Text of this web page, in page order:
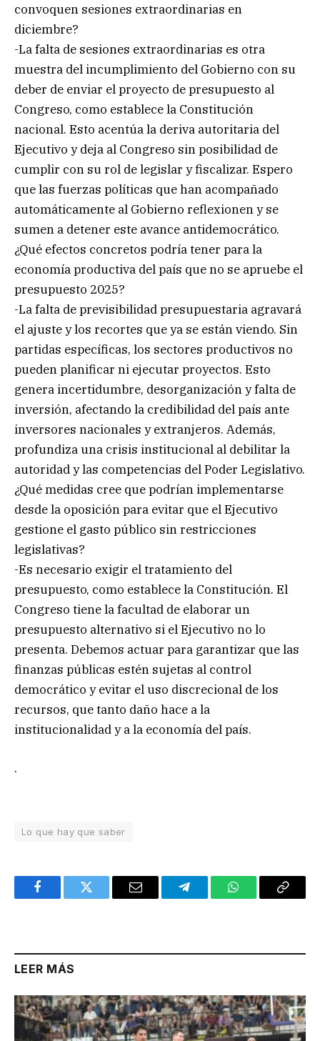
convoquen sesiones extraordinarias en
diciembre?
-La falta de sesiones extraordinarias es otra
muestra del incumplimiento del Gobierno con su
deber de enviar el proyecto de presupuesto al
Congreso, como establece la Constitución
nacional. Esto acentúa la deriva autoritaria del
Ejecutivo y deja al Congreso sin posibilidad de
cumplir con su rol de legislar y fiscalizar. Espero
que las fuerzas políticas que han acompañado
automáticamente al Gobierno reflexionen y se
sumen a detener este avance antidemocrático.
¿Qué efectos concretos podría tener para la
economía productiva del país que no se apruebe el
presupuesto 2025?
-La falta de previsibilidad presupuestaria agravará
el ajuste y los recortes que ya se están viendo. Sin
partidas específicas, los sectores productivos no
pueden planificar ni ejecutar proyectos. Esto
genera incertidumbre, desorganización y falta de
inversión, afectando la credibilidad del país ante
inversores nacionales y extranjeros. Además,
profundiza una crisis institucional al debilitar la
autoridad y las competencias del Poder Legislativo.
¿Qué medidas cree que podrían implementarse
desde la oposición para evitar que el Ejecutivo
gestione el gasto público sin restricciones
legislativas?
-Es necesario exigir el tratamiento del
presupuesto, como establece la Constitución. El
Congreso tiene la facultad de elaborar un
presupuesto alternativo si el Ejecutivo no lo
presenta. Debemos actuar para garantizar que las
finanzas públicas estén sujetas al control
democrático y evitar el uso discrecional de los
recursos, que tanto daño hace a la
institucionalidad y a la economía del país.
.
Lo que hay que saber
FacebookTwitter Email TelegramWhatsAppCopy
LEER MÁS